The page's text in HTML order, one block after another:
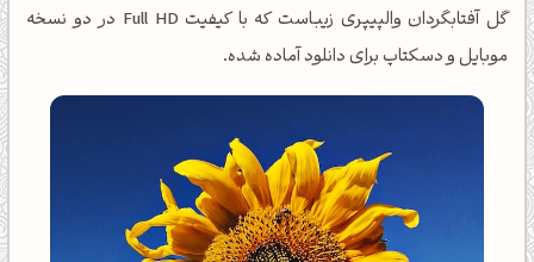
گل آفتابگردان والپیپری زیباست که با کیفیت Full HD در دو نسخه
موبایل و دسکتاپ برای دانلود آماده شده.